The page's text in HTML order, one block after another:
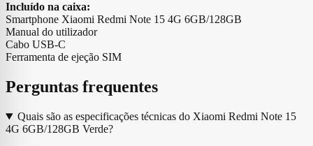
Incluído na caixa:
Smartphone Xiaomi Redmi Note 15 4G 6GB/128GB
Manual do utilizador
Cabo USB-C
Ferramenta de ejeção SIM
Perguntas frequentes
Quais são as especificações técnicas do Xiaomi Redmi Note 15
4G 6GB/128GB Verde?